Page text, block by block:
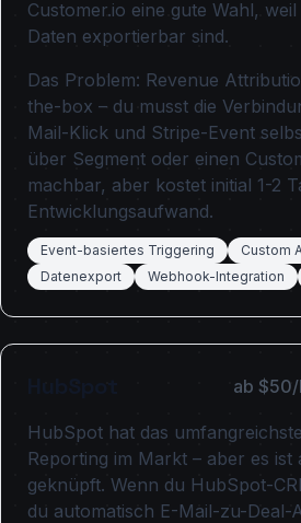
Customer.io eine gute Wahl,
Daten exportierbar sind.
Das Problem: Revenue
the-box – du musst die
Mail-Klick und Stripe-Event
über Segment oder einen
machbar, aber kostet initial 1-2
Entwicklungsaufwand.
Event-basiertes Triggering
Custom
Datenexport
Webhook-Integration
ab
HubSpot hat das
Reporting im Markt – aber es ist
geknüpft. Wenn du HubSpot-
du automatisch E-Mail-zu-Deal-